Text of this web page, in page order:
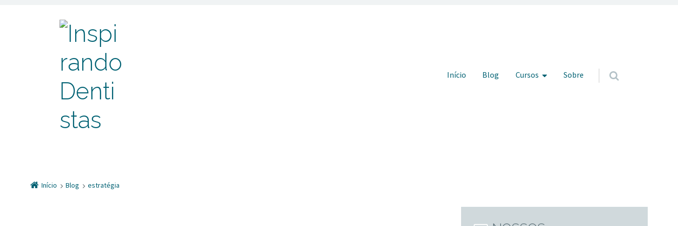
Pular para o conteúdo
Início Blog Cursos Sobre
Início Blog estratégia